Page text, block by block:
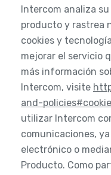
Intercom analiza
producto y rastrea
cookies y
mejorar el servicio
más información
Intercom, visite
and-
utilizar Intercom
comunicaciones,
electrónico o
Producto. Como